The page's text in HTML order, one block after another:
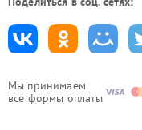
Мы принимаем
все формы оплаты